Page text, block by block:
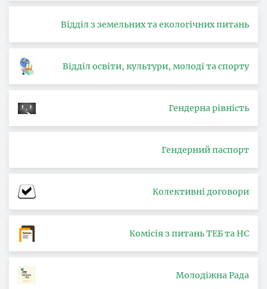
Відділ з земельних та екологічних питань
Відділ освіти, культури, молоді та спорту
Гендерна рівність
Гендерний паспорт
Колективні договори
Комісія з питань ТЕБ та НС
Молодіжна Рада